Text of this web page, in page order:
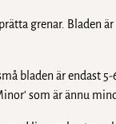
grenar. Bladen
bladen är endast
som är ännu